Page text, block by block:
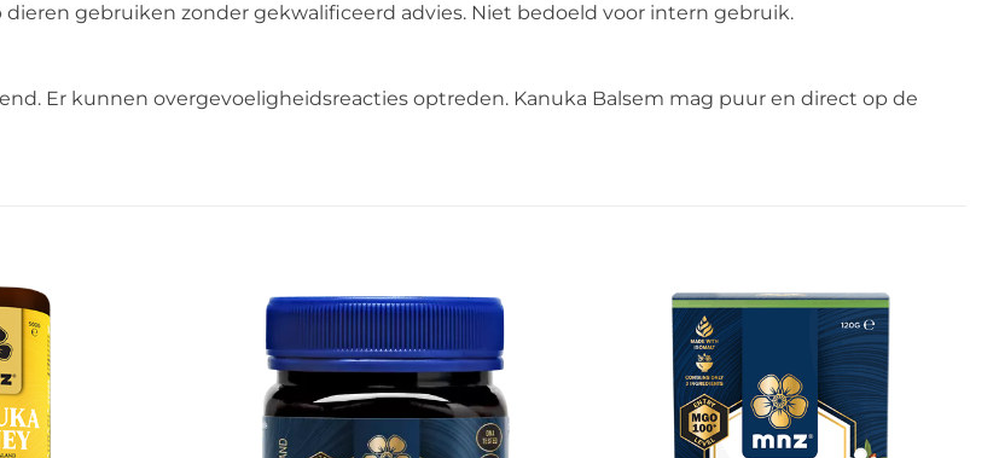
gebruiken zonder gekwalificeerd advies. Niet bedoeld voor intern gebruik.
Er kunnen overgevoeligheidsreacties optreden. Kanuka Balsem mag puur en direct op de